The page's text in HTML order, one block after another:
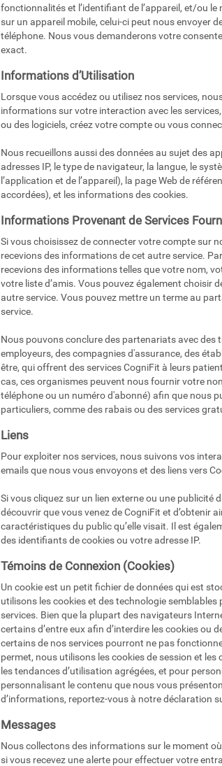
fonctionnalités et l’identifiant de l’appareil, et/ou
sur un appareil mobile, celui-ci peut nous envoyer
téléphone. Nous vous demanderons votre
exact.
Informations d’Utilisation
Lorsque vous accédez ou utilisez nos services,
informations sur votre interaction avec les
ou des logiciels, créez votre compte ou vous
Nous recueillons aussi des données au sujet des
adresses IP, le type de navigateur, la langue, le
l’application et de l’appareil), la page Web de
accordées), et les informations des cookies.
Informations Provenant de Services
Si vous choisissez de connecter votre compte sur
recevions des informations de cet autre service.
recevions des informations telles que votre nom,
votre liste d’amis. Vous pouvez également choisir
autre service. Vous pouvez mettre un terme au
service.
Nous pouvons conclure des partenariats avec des
employeurs, des compagnies d'assurance, des
être, qui offrent des services CogniFit à leurs
cas, ces organismes peuvent nous fournir votre
téléphone ou un numéro d'abonné) afin que nous
particuliers, comme des rabais ou des services
Liens
Pour exploiter nos services, nous suivons vos
emails que nous vous envoyons et des liens vers
Si vous cliquez sur un lien externe ou une publicité
découvrir que vous venez de CogniFit et d’obtenir
caractéristiques du public qu’elle visait. Il est
des identifiants de cookies ou votre adresse IP.
Témoins de Connexion (Cookies)
Un cookie est un petit fichier de données qui est
utilisons les cookies et des technologie
services. Bien que la plupart des navigateurs
certains d’entre eux afin d’interdire les cookies ou
certains de nos services pourront ne pas
permet, nous utilisons les cookies de session et
les tendances d’utilisation agrégées, et pour
personnalisant le contenu que nous vous
d’informations, reportez-vous à notre déclaration
Messages
Nous collectons des informations sur le moment
si vous recevez une alerte pour effectuer votre